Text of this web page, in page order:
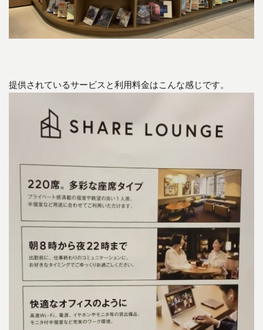
提供されているサービスと利用料金はこんな感じです。